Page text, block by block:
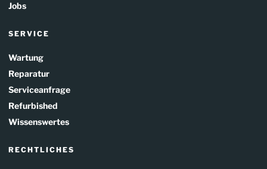
Jobs
SERVICE
Wartung
Reparatur
Serviceanfrage
Refurbished
Wissenswertes
RECHTLICHES